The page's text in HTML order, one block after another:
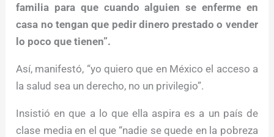
familia para que cuando alguien se enferme en
casa no tengan que pedir dinero prestado o vender
lo poco que tienen”.
Así, manifestó, “yo quiero que en México el acceso a
la salud sea un derecho, no un privilegio”.
Insistió en que a lo que ella aspira es a un país de
clase media en el que “nadie se quede en la pobreza